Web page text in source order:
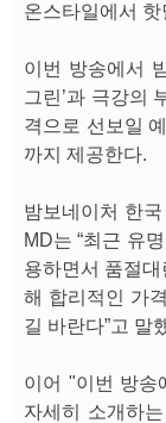
온스타일에서
이번 방송에서
그린’과 극강의
격으로 선보일
까지 제공한다.
밤보네이처 한
MD는 “최근 유
용하면서 품절대
해 합리적인 가
길 바란다”고 말
이어 "이번 방송
자세히 소개하